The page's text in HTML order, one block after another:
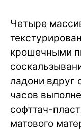
Четыре
крошечными
ладони вдруг
часов
софттач-
матового